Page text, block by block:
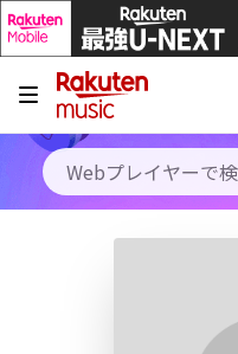
キャンペーン
料金プラン
使い方